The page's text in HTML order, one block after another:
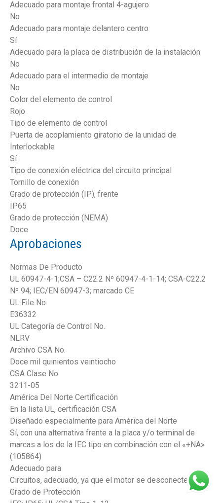
Adecuado para montaje frontal 4-agujero
No
Adecuado para montaje delantero centro
Sí
Adecuado para la placa de distribución de la instalación
No
Adecuado para el intermedio de montaje
No
Color del elemento de control
Rojo
Tipo de elemento de control
Puerta de acoplamiento giratorio de la unidad de
Interlockable
Sí
Tipo de conexión eléctrica del circuito principal
Tornillo de conexión
Grado de protección (IP), frente
IP65
Grado de protección (NEMA)
Doce
Aprobaciones
Normas De Producto
UL 60947-4-1;CSA – C22.2 Nº 60947-4-1-14; CSA-C22.2
Nº 94; IEC/EN 60947-3; marcado CE
UL File No.
E36332
UL Categoría de Control No.
NLRV
Archivo CSA No.
Doce mil quinientos veintiocho
CSA Clase No.
3211-05
América Del Norte Certificación
En la lista UL, certificación CSA
Diseñado especialmente para América del Norte
Sí, con una alternativa frente a la placa y/o terminal de
marcas a los de la IEC tipo en combinación con el «+NA»
(105864)
Adecuado para
Circuitos, adecuado, ya que el motor se desconecte
Grado de Protección